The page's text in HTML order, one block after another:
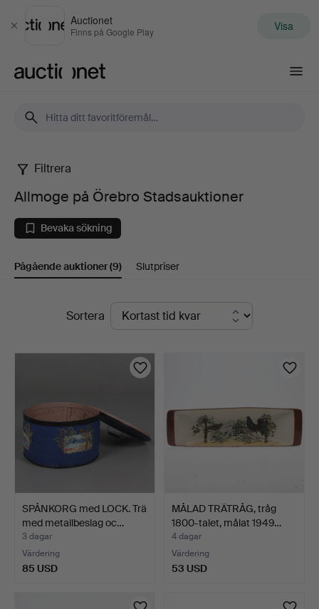
Stäng
Auctionet
Finns på Google Play Visa
Allmoge
på
Örebro
Stadsauktioner
Filtrera
Allmoge på Örebro Stadsauktioner
Bevaka sökning
Pågående auktioner(9) Slutpriser
PågåendeSortera
SPÅNKORG med LOCK. Trä
med metallbeslag oc…
3 dagar
Värdering
85 USD
MÅLAD TRÄTRÅG, tråg
1800-talet, målat 1949…
4 dagar
Värdering
53 USD